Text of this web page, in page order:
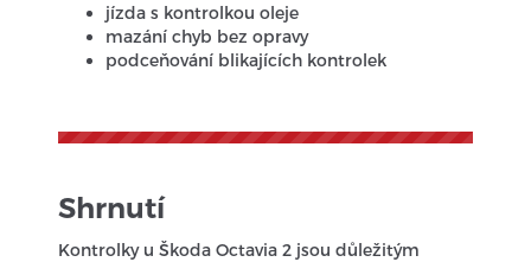
jízda s kontrolkou oleje
mazání chyb bez opravy
podceňování blikajících kontrolek
Shrnutí
Kontrolky u Škoda Octavia 2 jsou důležitým